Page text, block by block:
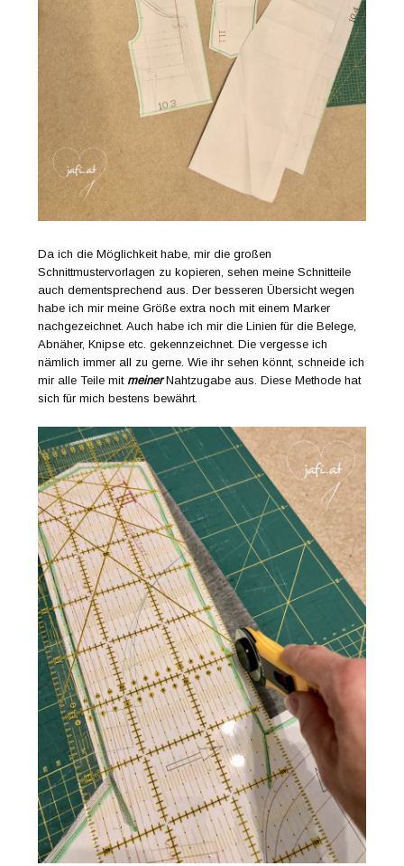
Da ich die Möglichkeit habe, mir die großen
Schnittmustervorlagen zu kopieren, sehen meine Schnitteile
auch dementsprechend aus. Der besseren Übersicht wegen
habe ich mir meine Größe extra noch mit einem Marker
nachgezeichnet. Auch habe ich mir die Linien für die Belege,
Abnäher, Knipse etc. gekennzeichnet. Die vergesse ich
nämlich immer all zu gerne. Wie ihr sehen könnt, schneide ich
mir alle Teile mit meinerNahtzugabe aus. Diese Methode hat
sich für mich bestens bewährt.